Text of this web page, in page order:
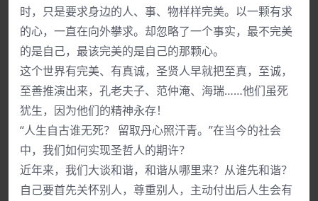
时，只是要求身边的人、事、物样样完美。以一颗有求
的心，一直在向外攀求。却忽略了一个事实，最不完美
的是自己，最该完美的是自己的那颗心。
这个世界有完美、有真诚，圣贤人早就把至真，至诚，
至善推演出来，孔老夫子、范仲淹、海瑞……他们虽死
犹生，因为他们的精神永存！
“人生自古谁无死？ 留取丹心照汗青。”在当今的社会
中，我们如何实现圣哲人的期许？
近年来，我们大谈和谐，和谐从哪里来？从谁先和谐？
自己要首先关怀别人，尊重别人，主动付出后人生会有